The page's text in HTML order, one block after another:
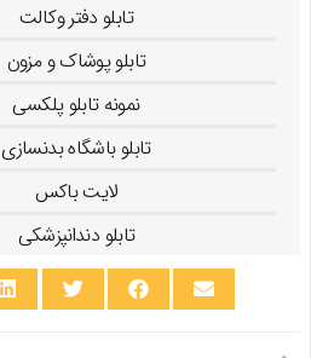
تابلو دفتر وکالت
تابلو پوشاک و مزون
نمونه تابلو پلکسی
تابلو باشگاه بدنسازی
لایت باکس
تابلو دندانپزشکی